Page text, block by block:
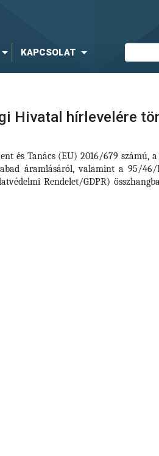
KAPCSOLAT
Hivatal hírlevelére
és Tanács (EU) 2016/679 számú, a
áramlásáról, valamint a 95/
Rendelet/GDPR)